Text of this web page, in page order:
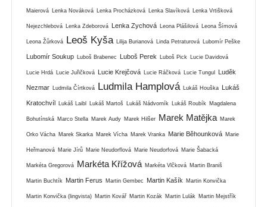
Maierová Lenka Nováková Lenka Procházková Lenka Slavíková Lenka Vrtišková
Nejezchlebová Lenka Zdeborová Lenka Zychová Leona Plášilová Leona Šímová
Leona Žůrková Leoš Kyša Lilija Burianová Linda Petraturová Lubomír Peške
Lubomír Soukup Luboš Brabenec Luboš Perek Luboš Pick Lucie Davidová
Lucie Hrdá Lucie Juřičková Lucie Krejčová Lucie Ráčková Lucie Tungul Luděk
Nezmar Ludmila Čírtková Ludmila Hamplová Lukáš Houška Lukáš
Kratochvíl Lukáš Laibl Lukáš Martoš Lukáš Nádvorník Lukáš Roubík Magdalena
Bohutínská Marco Stella Marek Audy Marek Hilšer Marek Matějka Marek
Orko Vácha Marek Skarka Marek Vícha Marek Vranka Marie Běhounková Marie
Heřmanová Marie Jírů Marie Neudorflová Marie Neudorfová Marie Šabacká
Markéta Gregorová Markéta Křížová Markéta Vlčková Martin Braniš
Martin Buchtík Martin Ferus Martin Gembec Martin Kašík Martin Konvička
Martin Konvička (lingvista) Martin Kovář Martin Kozák Martin Lulák Martin Mejstřík